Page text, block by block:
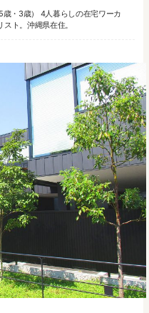
・3歳） 4人暮らしの在宅ワーカ
ト。沖縄県在住。